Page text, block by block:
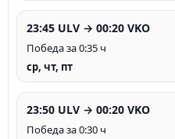
23:45 ULV → 00:20 VKO
Победа за 0:35 ч
ср, чт, пт
23:50 ULV → 00:20 VKO
Победа за 0:30 ч